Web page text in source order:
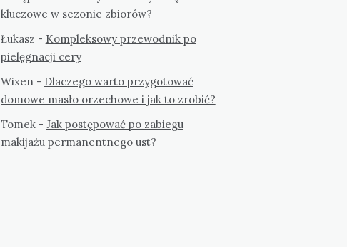
kluczowe w sezonie zbiorów?
Łukasz - Kompleksowy przewodnik po
pielęgnacji cery
Wixen - Dlaczego warto przygotować
domowe masło orzechowe i jak to zrobić?
Tomek- Jak postępować po zabiegu
makijażu permanentnego ust?